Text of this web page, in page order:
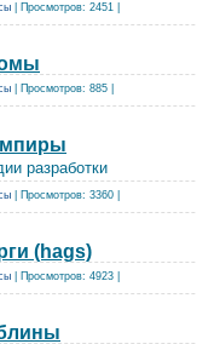
| Просмотров: 2451 |
| Просмотров: 885 |
разработки
| Просмотров: 3360 |
(hags)
| Просмотров: 4923 |